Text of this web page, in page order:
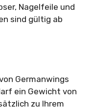
Nagelfeile und
sind gültig ab
Germanwings
ein Gewicht von
zu Ihrem